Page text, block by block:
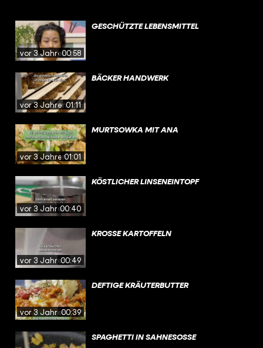
vor 3 Jahren00:58
GESCHÜTZTE LEBENSMITTEL
vor 3 Jahren01:11
BÄCKER HANDWERK
vor 3 Jahren01:01
MURTSOWKA MIT ANA
vor 3 Jahren00:40
KÖSTLICHER LINSENEINTOPF
vor 3 Jahren00:49
KROSSE KARTOFFELN
vor 3 Jahren00:39
DEFTIGE KRÄUTERBUTTER
SPAGHETTI IN SAHNESOSSE